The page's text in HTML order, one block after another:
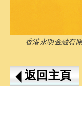
香港永明金融有
返回主頁